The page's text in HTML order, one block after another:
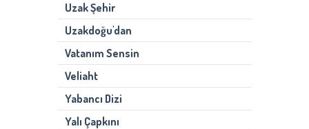
Uzak Şehir
Uzakdoğu'dan
Vatanım Sensin
Veliaht
Yabancı Dizi
Yalı Çapkını